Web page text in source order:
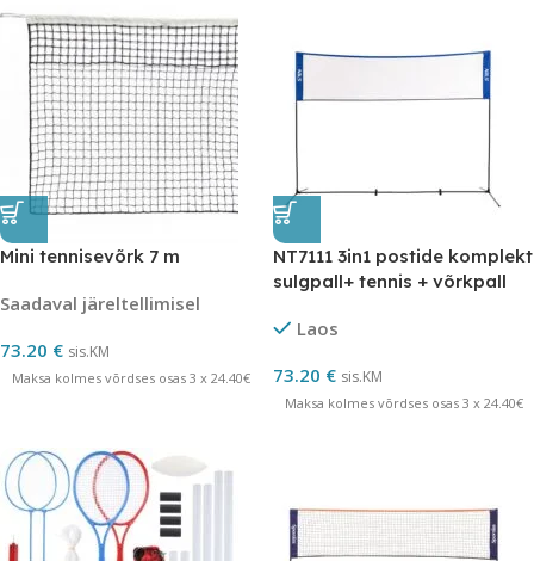
Mini tennisevõrk 7 m
Saadaval järeltellimisel
73.20 € sis.KM
Maksa kolmes võrdses osas 3 x 24.40€
NT7111 3in1 postide komplekt
sulgpall+ tennis + võrkpall
Laos
73.20 € sis.KM
Maksa kolmes võrdses osas 3 x 24.40€